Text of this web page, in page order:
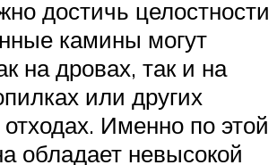
достичь целостности
камины могут
на дровах, так и на
или других
Именно по этой
обладает невысокой